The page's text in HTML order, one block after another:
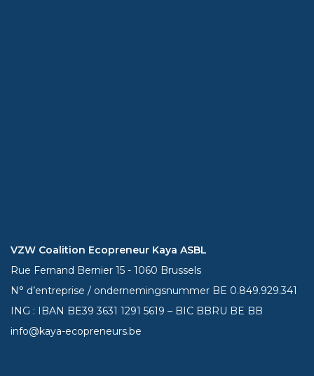
VZW Coalition Ecopreneur Kaya ASBL
Rue Fernand Bernier 15 - 1060 Brussels
N° d’entreprise / ondernemingsnummer BE 0.849.929.341
ING : IBAN BE393631 1291 5619 – BIC BBRU BE BB
info@kaya-ecopreneurs.be